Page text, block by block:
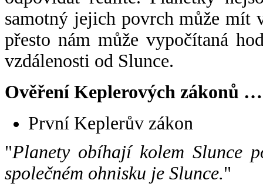
samotný jejich povrch může mít
přesto nám může vypočítaná
vzdálenosti od Slunce.
Ověření Keplerových zákonů …
První Keplerův zákon
"Planety obíhají kolem Slunce
společném ohnisku je Slunce."